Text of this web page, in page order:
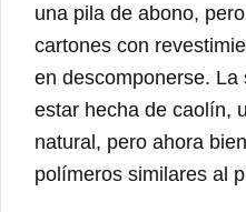
una pila de abono,
cartones con
en descomponerse.
estar hecha de caolín,
natural, pero ahora
polímeros similares al